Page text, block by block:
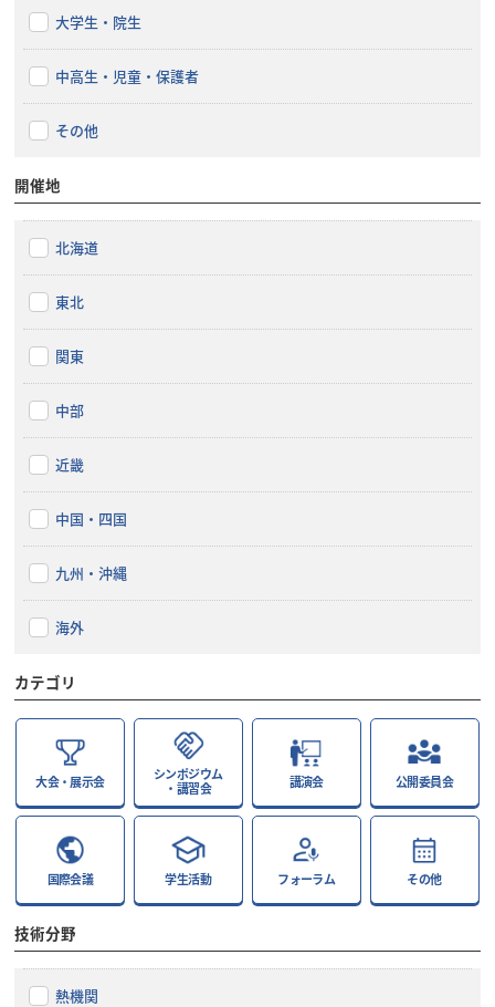
大学生・院生
中高生・児童・保護者
その他
開催地
北海道
東北
関東
中部
近畿
中国・四国
九州・沖縄
海外
カテゴリ
大会・展示会
シンポジウム
・講習会
講演会 公開委員会
国際会議 学生活動 フォーラム その他
技術分野
熱機関